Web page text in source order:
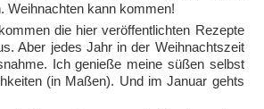
Weihnachten kann kommen!
die hier veröffentlichten Rezepte
Aber jedes Jahr in der Weihnachtszeit
Ich genieße meine süßen selbst
(in Maßen). Und im Januar gehts